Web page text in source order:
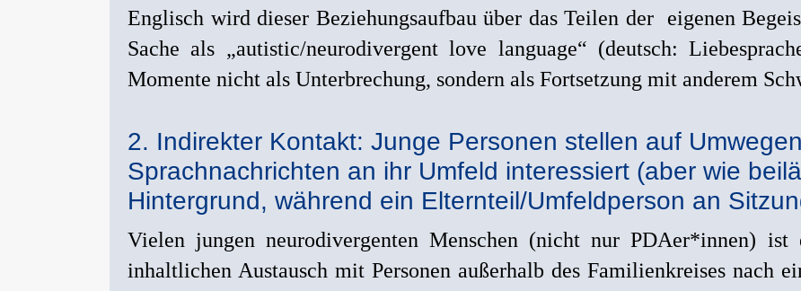
Englisch wird dieser Beziehungsaufbau über das Teilen der eigenen
Sache als „autistic/neurodivergent love language“ (deutsch:
Momente nicht als Unterbrechung, sondern als Fortsetzung mit anderem
2. Indirekter Kontakt: Junge Personen stellen auf
Sprachnachrichten an ihr Umfeld interessiert (aber wie
Hintergrund, während ein Elternteil/Umfeldperson an
Vielen jungen neurodivergenten Menschen (nicht nur PDAer*innen)
inhaltlichen Austausch mit Personen außerhalb des Familienkreises nach